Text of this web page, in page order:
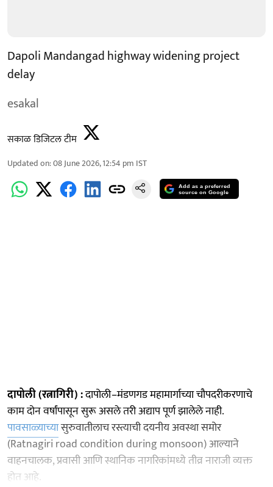
Dapoli Mandangad highway widening project
delay
esakal
सकाळ डिजिटल टीम
Updated on:08 June 2026, 12:54 pm IST
Add as a preferred
source on Google
दापोली (रत्नागिरी) :दापोली–मंडणगड महामार्गाच्या चौपदरीकरणाचे
काम दोन वर्षांपासून सुरू असले तरी अद्याप पूर्ण झालेले नाही.
पावसाळ्याच्यासुरुवातीलाच रस्त्याची दयनीय अवस्था समोर
(Ratnagiri road condition during monsoon) आल्याने
वाहनचालक, प्रवासी आणि स्थानिक नागरिकांमध्ये तीव्र नाराजी व्यक्त
होत आहे.